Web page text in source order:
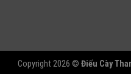
Copyright 2026 © Điếu Cày